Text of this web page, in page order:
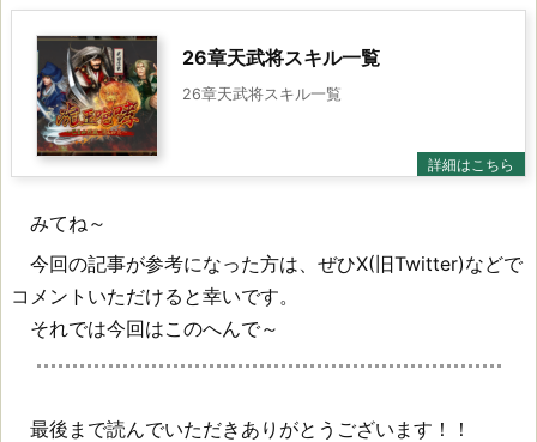
26章天武将スキル一覧
26章天武将スキル一覧
みてね～
今回の記事が参考になった方は、ぜひX(旧Twitter)などで
コメントいただけると幸いです。
それでは今回はこのへんで～
最後まで読んでいただきありがとうございます！！